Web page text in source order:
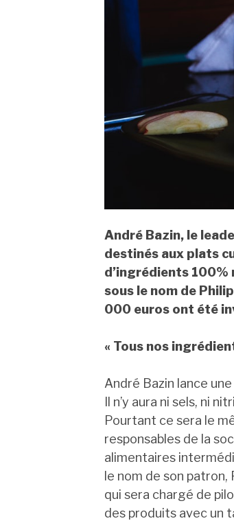
André Bazin, le
destinés aux plats
d’ingrédients 100%
sous le nom de
000 euros ont été
« Tous nos
André Bazin lance
Il n’y aura ni sels, ni
Pourtant ce sera le
responsables de la
alimentaires
le nom de son patron,
qui sera chargé de
des produits avec un